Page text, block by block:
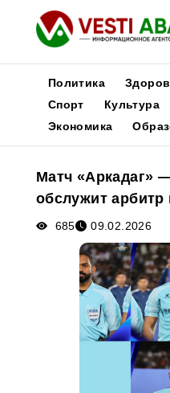
Новости
Медиа
Афиша
Политика
Спорт
Культура
Экономика
Матч «Аркадаг»
обслужит арбитр
685 09.02.2026